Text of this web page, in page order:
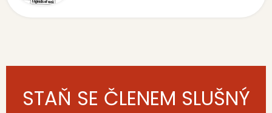
STAŇ SE ČLENEM SLUŠNÝ